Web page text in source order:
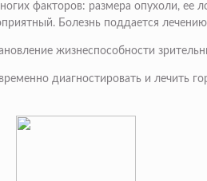
факторов: размера опухоли, ее
Болезнь поддается
жизнеспособности
диагностировать и лечить